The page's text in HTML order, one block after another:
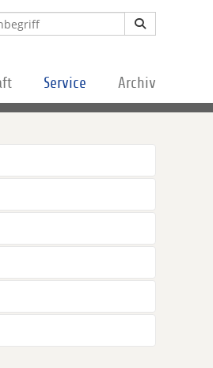
Service Archiv